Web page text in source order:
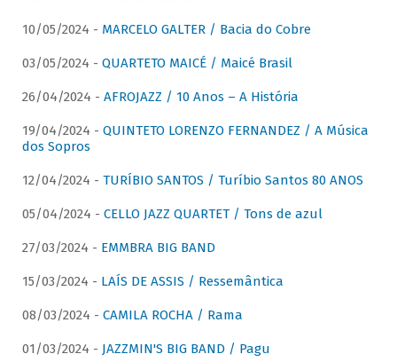
10/05/2024 - MARCELO GALTER / Bacia do Cobre
03/05/2024 - QUARTETO MAICÉ / Maicé Brasil
26/04/2024 - AFROJAZZ / 10 Anos – A História
19/04/2024 - QUINTETO LORENZO FERNANDEZ / A Música
dos Sopros
12/04/2024 - TURÍBIO SANTOS / Turíbio Santos 80 ANOS
05/04/2024 - CELLO JAZZ QUARTET / Tons de azul
27/03/2024 - EMMBRA BIG BAND
15/03/2024 - LAÍS DE ASSIS / Ressemântica
08/03/2024 - CAMILA ROCHA / Rama
01/03/2024 - JAZZMIN'S BIG BAND / Pagu